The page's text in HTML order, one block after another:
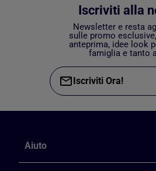
Iscriviti alla
Newsletter e resta
sulle promo
anteprima, idee look
famiglia e tanto
Iscriviti Ora!
Aiuto